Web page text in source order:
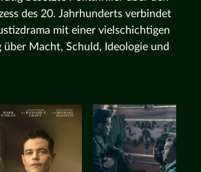
des 20. Jahrhunderts verbindet
mit einer vielschichtigen
über Macht, Schuld, Ideologie und